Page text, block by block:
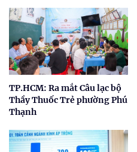
TP.HCM: Ra mắt Câu lạc bộ
Thầy Thuốc Trẻ phường Phú
Thạnh